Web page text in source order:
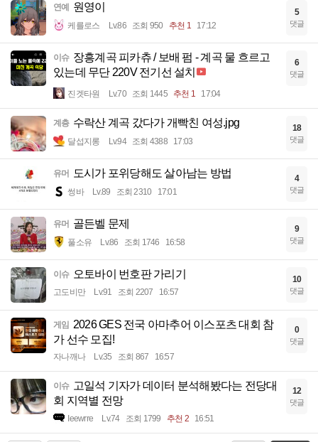
연예 원영이
케를로스 Lv.86 조회 950 추천 1 17:12
5
댓글
이슈 장흥계곡 피카츄 / 보배 펌 - 계곡 물 흐르고
있는데 무단 220V 전기선 설치
진겟타원 Lv.70 조회 1445 추천 1 17:04
6
댓글
계층 수락산 계곡 갔다가 개빡친 여성.jpg
달섭지롱 Lv.94 조회 4388 17:03
18
댓글
유머 도시가 포위당해도 살아남는 방법
썽바 Lv.89 조회 2310 17:01
4
댓글
유머 골든벨 문제
풀소유 Lv.86 조회 1746 16:58
9
댓글
이슈 오토바이 번호판 가리기
고도비만 Lv.91 조회 2207 16:57
10
댓글
게임
2026 GES 전국 아마추어 이스포츠 대회 참
가 선수 모집!
자나깨나 Lv.35 조회 867 16:57
0
댓글
이슈 고일석 기자가 데이터 분석해봤다는 전당대
회 지역별 전망
Ieewrre Lv.74 조회 1799 추천 2 16:51
12
댓글